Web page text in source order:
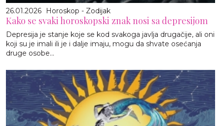
26.01.2026 Horoskop - Zodijak
Kako se svaki horoskopski znak nosi sa depresijom
Depresija je stanje koje se kod svakoga javlja drugačije, ali oni
koji su je imali ili je i dalje imaju, mogu da shvate osećanja
druge osobe...